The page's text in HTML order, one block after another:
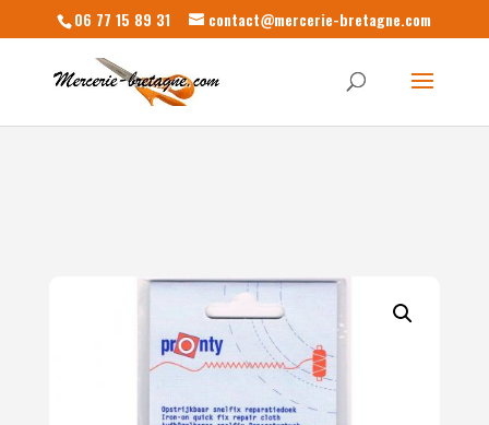
06 77 15 89 31 contact@mercerie-bretagne.com